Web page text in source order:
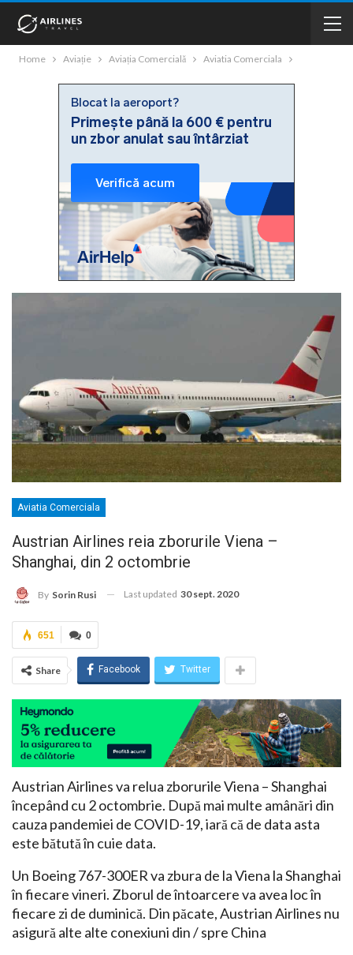
Home Aviație Aviația Comercială Aviatia Comerciala
Aviatia Comerciala
Austrian Airlines reia zborurile Viena –
Shanghai, din 2 octombrie
By Sorin Rusi Last updated 30 sept. 2020
0
651
Share Facebook Twitter
Austrian Airlines va relua zborurile Viena – Shanghai
începând cu 2 octombrie. După mai multe amânări din
cauza pandemiei de COVID-19, iară că de data asta
este bătută în cuie data.
Un Boeing 767-300ER va zbura de la Viena la Shanghai
în fiecare vineri. Zborul de întoarcere va avea loc în
fiecare zi de duminică. Din păcate, Austrian Airlines nu
asigură alte alte conexiuni din / spre China